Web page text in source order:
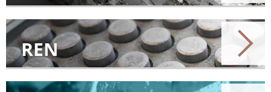
REN